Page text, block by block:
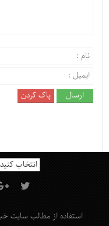
استفاده از مطالب سایت